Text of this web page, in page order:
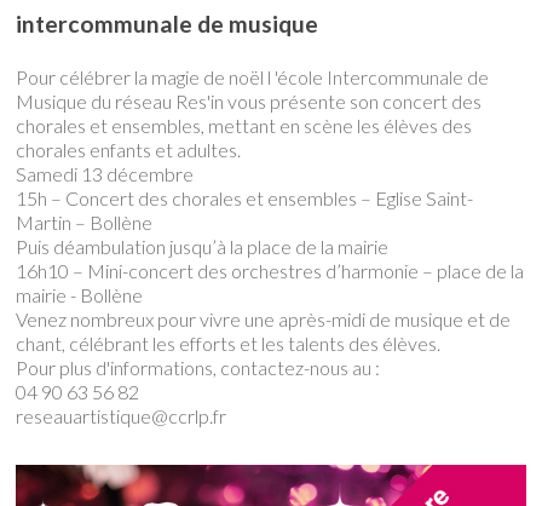
intercommunale de musique
Pour célébrer la magie de noël l 'école Intercommunale de
Musique du réseau Res'in vous présente son concert des
chorales et ensembles, mettant en scène les élèves des
chorales enfants et adultes.
Samedi 13 décembre
15h – Concert des chorales et ensembles – Eglise Saint-
Martin – Bollène
Puis déambulation jusqu’à la place de la mairie
16h10 – Mini-concert des orchestres d’harmonie – place de la
mairie - Bollène
Venez nombreux pour vivre une après-midi de musique et de
chant, célébrant les efforts et les talents des élèves.
Pour plus d'informations, contactez-nous au :
04 90 63 56 82
reseauartistique@ccrlp.fr